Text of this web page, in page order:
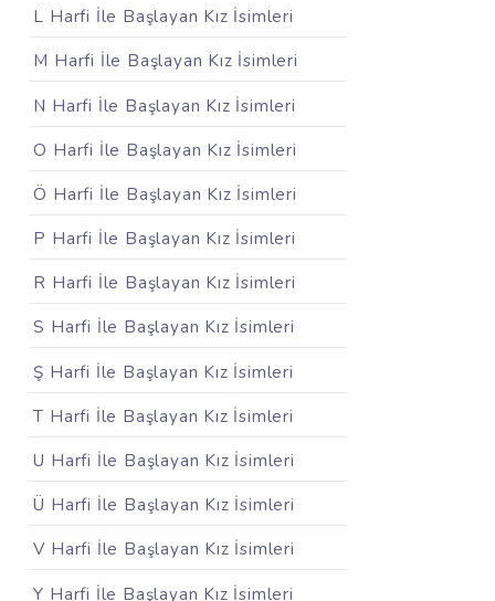
L Harfi İle Başlayan Kız İsimleri
M Harfi İle Başlayan Kız İsimleri
N Harfi İle Başlayan Kız İsimleri
O Harfi İle Başlayan Kız İsimleri
Ö Harfi İle Başlayan Kız İsimleri
P Harfi İle Başlayan Kız İsimleri
R Harfi İle Başlayan Kız İsimleri
S Harfi İle Başlayan Kız İsimleri
Ş Harfi İle Başlayan Kız İsimleri
T Harfi İle Başlayan Kız İsimleri
U Harfi İle Başlayan Kız İsimleri
Ü Harfi İle Başlayan Kız İsimleri
V Harfi İle Başlayan Kız İsimleri
Y Harfi İle Başlayan Kız İsimleri